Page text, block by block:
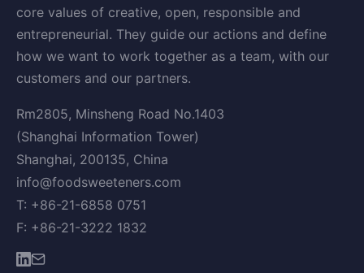
core values of creative, open, responsible and
entrepreneurial. They guide our actions and define
how we want to work together as a team, with our
customers and our partners.
Rm2805, Minsheng Road No.1403
(Shanghai Information Tower)
Shanghai, 200135, China
info@foodsweeteners.com
T: +86-21-6858 0751
F: +86-21-3222 1832